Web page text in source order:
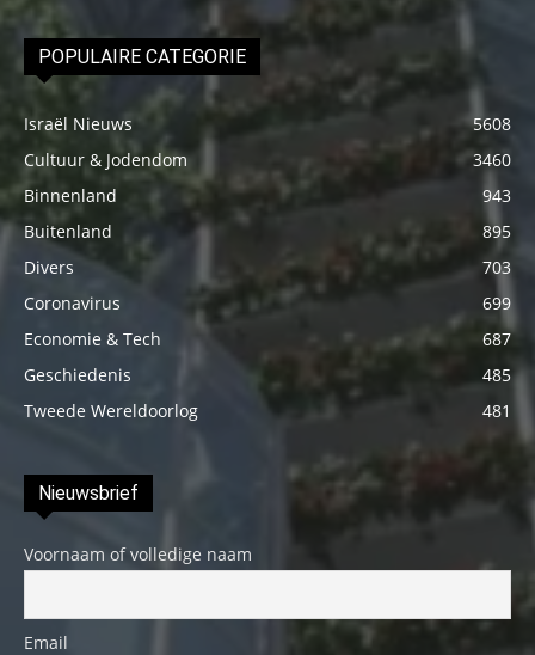
POPULAIRE CATEGORIE
Israël Nieuws
5608
Cultuur & Jodendom
3460
Binnenland
943
Buitenland
895
Divers
703
Coronavirus
699
Economie & Tech
687
Geschiedenis
485
Tweede Wereldoorlog
481
Nieuwsbrief
Voornaam of volledige naam
Email